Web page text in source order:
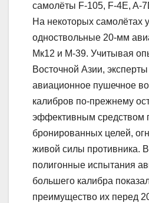
самолёты F-105, F-4E, A-
На некоторых самолётах
одноствольные 20-мм
Мк12 и М-39. Учитывая
Восточной Азии,
авиационное пушечное
калибров по-прежнему
эффективным средством
бронированных целей,
живой силы противника.
полигонные испытания
большего калибра
преимущество их перед